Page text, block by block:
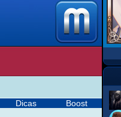
Dicas Boost